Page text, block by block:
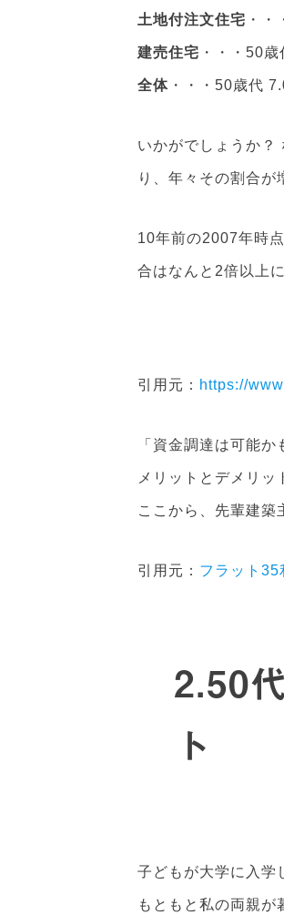
土地付注文住宅 ・
建売住宅 ・・・50
全体・・・50歳代
いかがでしょうか？
り、年々その割合が
10年前の2007年時
合はなんと2倍以上
引用元： https://
「資金調達は可能
メリットとデメリッ
ここから、先輩建築
引用元： フラット35
2.50
ト
子どもが大学に入学
もともと私の両親